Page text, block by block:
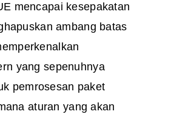
mencapai kesepakatan
ambang batas
yang sepenuhnya
pemrosesan paket
aturan yang akan